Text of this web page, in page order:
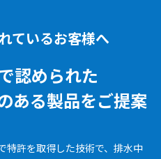
ているお客様へ
認められた
ある製品をご提案
特許を取得した技術で、排水中